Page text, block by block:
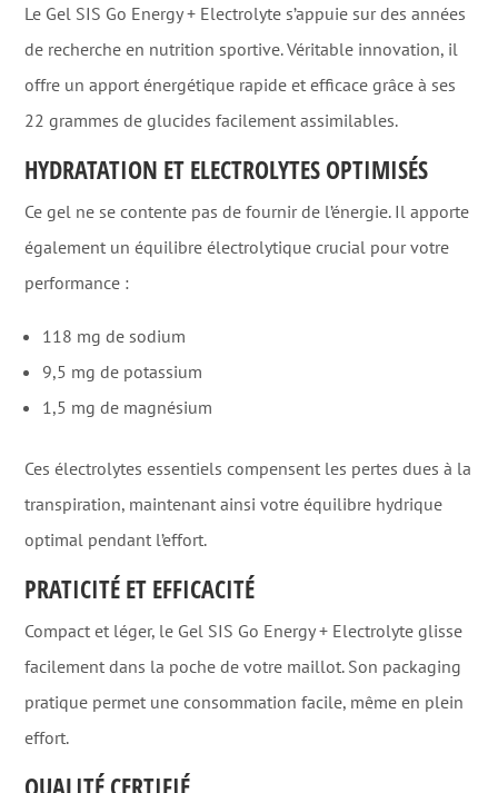
Le Gel SIS Go Energy + Electrolyte s’appuie sur des années
de recherche en nutrition sportive. Véritable innovation, il
offre un apport énergétique rapide et efficace grâce à ses
22 grammes de glucides facilement assimilables.
HYDRATATION ET ELECTROLYTES OPTIMISÉS
Ce gel ne se contente pas de fournir de l’énergie. Il apporte
également un équilibre électrolytique crucial pour votre
performance :
118 mg de sodium
9,5 mg de potassium
1,5 mg de magnésium
Ces électrolytes essentiels compensent les pertes dues à la
transpiration, maintenant ainsi votre équilibre hydrique
optimal pendant l’effort.
PRATICITÉ ET EFFICACITÉ
Compact et léger, le Gel SIS Go Energy + Electrolyte glisse
facilement dans la poche de votre maillot. Son packaging
pratique permet une consommation facile, même en plein
effort.
QUALITÉ CERTIFIÉ